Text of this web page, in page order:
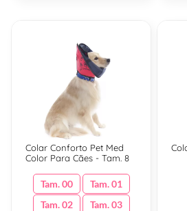
Colar Conforto Pet Med
Color Para Cães - Tam. 8
Tam. 00
Tam. 01
Tam. 02
Tam. 03